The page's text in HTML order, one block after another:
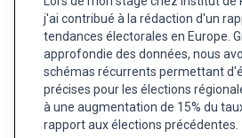
j'ai contribué à la rédaction d'un
tendances électorales en Europe.
approfondie des données, nous
schémas récurrents permettant
précises pour les élections
à une augmentation de 15% du
rapport aux élections précédentes.